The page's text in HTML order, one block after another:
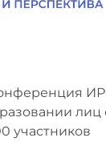
лиц
участников